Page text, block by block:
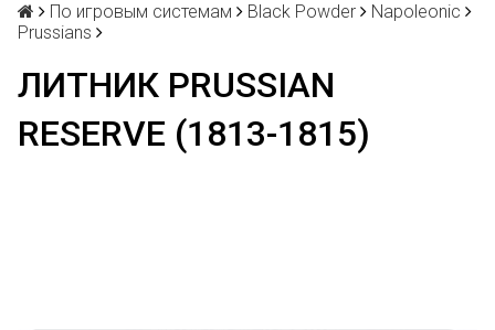
По игровым системам Black Powder
Napoleonic
Prussians
ЛИТНИК PRUSSIAN
RESERVE (1813-1815)